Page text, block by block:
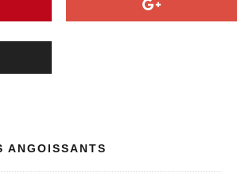
ANGOISSANTS